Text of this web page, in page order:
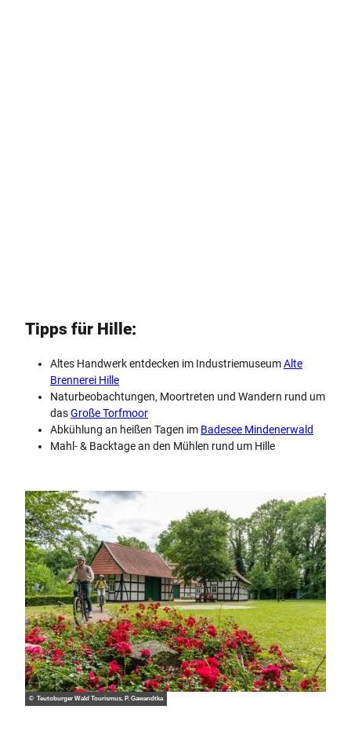
Tipps für Hille:
Altes Handwerk entdecken im IndustriemuseumAlte
Brennerei Hille
Naturbeobachtungen, Moortreten und Wandern rund um
dasGroße Torfmoor
Abkühlung an heißen Tagen im Badesee Mindenerwald
Mahl- & Backtage an den Mühlen rund um Hille
© Teutoburger Wald Tourismus, P. Gawandtka